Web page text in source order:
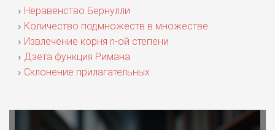
Неравенство Бернулли
Количество подмножеств в множестве
Извлечение корня n-ой степени
Дзета функция Римана
Склонение прилагательных